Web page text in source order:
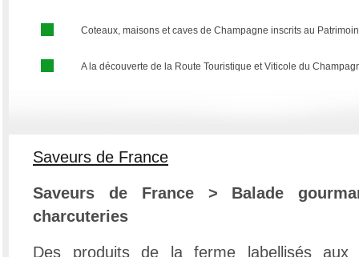
Coteaux, maisons et caves de Champagne inscrits au
A la découverte de la Route Touristique et Viticole du
Saveurs de France
Saveurs de France > Balade
charcuteries
Des produits de la ferme labellisés aux